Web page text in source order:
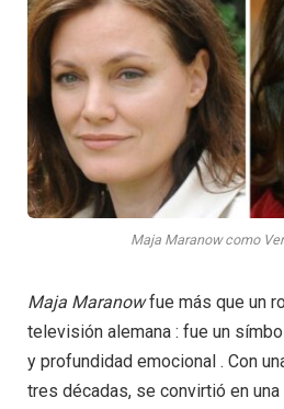
Maja Maranow como
Maja Maranowfue más que un
televisión alemana : fue un
y profundidad emocional . Con
tres décadas, se convirtió en